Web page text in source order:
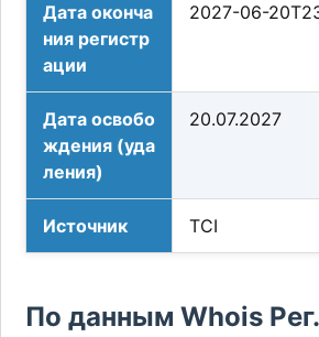
Дата оконча
ния регистр
ации
2027-06-
Дата освобо
ждения (уда
ления)
20.07.2027
Источник TCI
По данным Whois